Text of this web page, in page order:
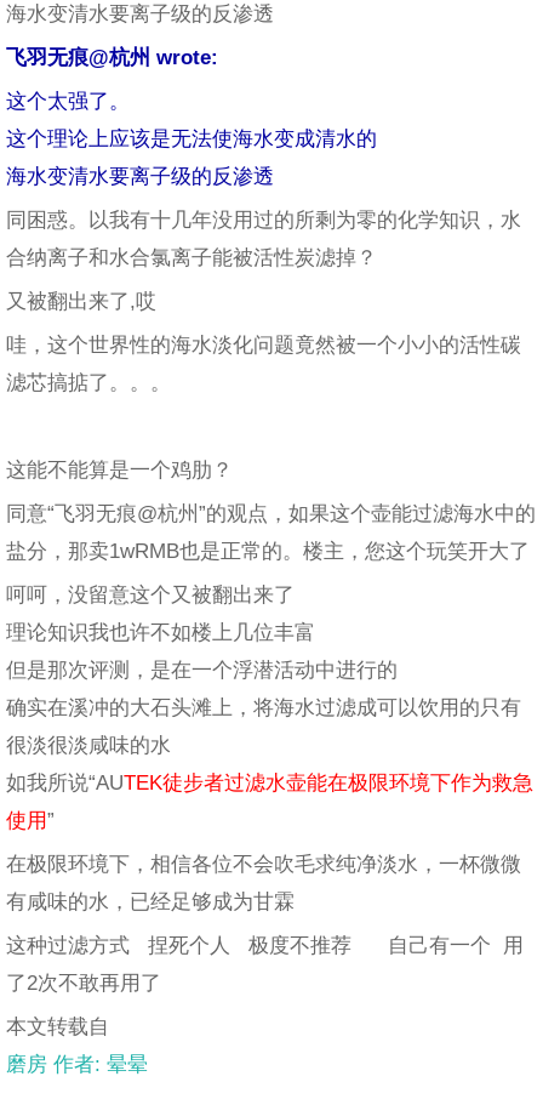
海水变清水要离子级的反渗透
飞羽无痕@杭州 wrote:
这个太强了。
这个理论上应该是无法使海水变成清水的
海水变清水要离子级的反渗透
同困惑。以我有十几年没用过的所剩为零的化学知识，水
合纳离子和水合氯离子能被活性炭滤掉？
又被翻出来了,哎
哇，这个世界性的海水淡化问题竟然被一个小小的活性碳
滤芯搞掂了。。。
这能不能算是一个鸡肋？
同意“飞羽无痕@杭州”的观点，如果这个壶能过滤海水中的
盐分，那卖1wRMB也是正常的。楼主，您这个玩笑开大了
呵呵，没留意这个又被翻出来了
理论知识我也许不如楼上几位丰富
但是那次评测，是在一个浮潜活动中进行的
确实在溪冲的大石头滩上，将海水过滤成可以饮用的只有
很淡很淡咸味的水
如我所说“AUTEK徒步者过滤水壶能在极限环境下作为救急
使用”
在极限环境下，相信各位不会吹毛求纯净淡水，一杯微微
有咸味的水，已经足够成为甘霖
这种过滤方式 捏死个人 极度不推荐 自己有一个 用
了2次不敢再用了
本文转载自
磨房 作者: 晕晕